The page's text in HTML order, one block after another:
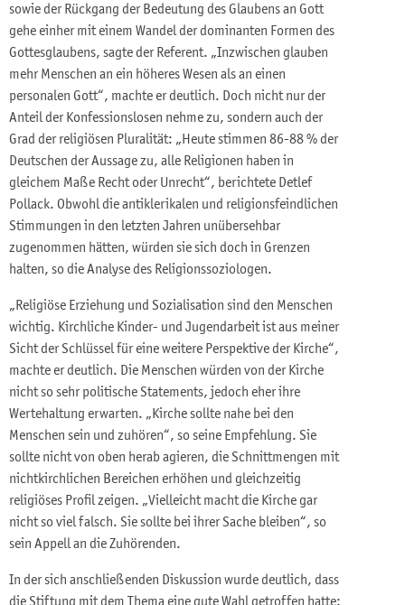
sowie der Rückgang der Bedeutung des Glaubens an Gott
gehe einher mit einem Wandel der dominanten Formen des
Gottesglaubens, sagte der Referent. „Inzwischen glauben
mehr Menschen an ein höheres Wesen als an einen
personalen Gott“, machte er deutlich. Doch nicht nur der
Anteil der Konfessionslosen nehme zu, sondern auch der
Grad der religiösen Pluralität: „Heute stimmen 86-88 % der
Deutschen der Aussage zu, alle Religionen haben in
gleichem Maße Recht oder Unrecht“, berichtete Detlef
Pollack. Obwohl die antiklerikalen und religionsfeindlichen
Stimmungen in den letzten Jahren unübersehbar
zugenommen hätten, würden sie sich doch in Grenzen
halten, so die Analyse des Religionssoziologen.
„Religiöse Erziehung und Sozialisation sind den Menschen
wichtig. Kirchliche Kinder- und Jugendarbeit ist aus meiner
Sicht der Schlüssel für eine weitere Perspektive der Kirche“,
machte er deutlich. Die Menschen würden von der Kirche
nicht so sehr politische Statements, jedoch eher ihre
Wertehaltung erwarten. „Kirche sollte nahe bei den
Menschen sein und zuhören“, so seine Empfehlung. Sie
sollte nicht von oben herab agieren, die Schnittmengen mit
nichtkirchlichen Bereichen erhöhen und gleichzeitig
religiöses Profil zeigen. „Vielleicht macht die Kirche gar
nicht so viel falsch. Sie sollte bei ihrer Sache bleiben“, so
sein Appell an die Zuhörenden.
In der sich anschließenden Diskussion wurde deutlich, dass